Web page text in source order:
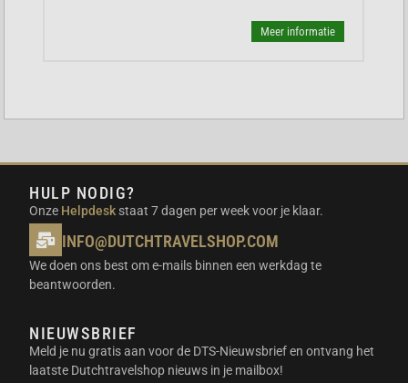
Meer informatie
HULP NODIG?
Onze Helpdesk staat 7 dagen per week voor je klaar.
INFO@DUTCHTRAVELSHOP.COM
We doen ons best om e-mails binnen een werkdag te
beantwoorden.
NIEUWSBRIEF
Meld je nu gratis aan voor de DTS-Nieuwsbrief en ontvang het
laatste Dutchtravelshop nieuws in je mailbox!